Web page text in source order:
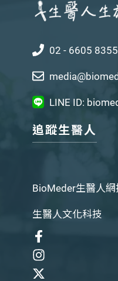
02 - 6605
LINE ID:
追蹤生醫人
BioMeder生醫人網
生醫人文化科技